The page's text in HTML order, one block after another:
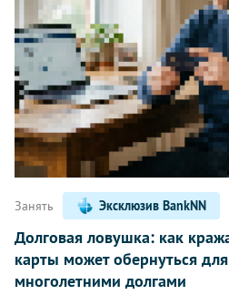
Занять Эксклюзив BankNN
Долговая ловушка: как
карты может обернуться
многолетними долгами